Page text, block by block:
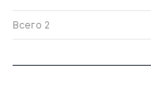
Всего 2